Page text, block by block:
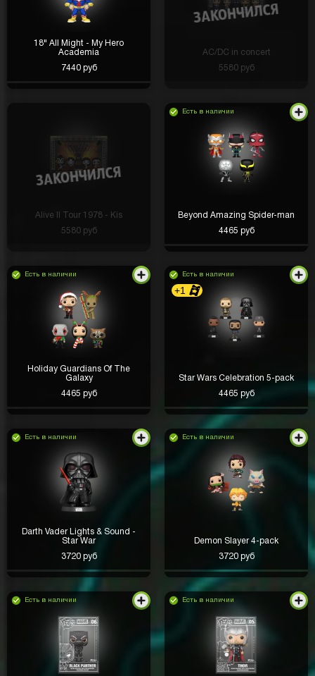
18" All Might - My Hero
Academia
7440 руб
AC/DC in concert
5580 руб
Alive II Tour 1978 - Kis
5580 руб
Есть в наличии
Beyond Amazing Spider-man
4465 руб
Есть в наличии
Holiday Guardians Of The
Galaxy
4465 руб
Есть в наличии
+1
Star Wars Celebration 5-pack
4465 руб
Есть в наличии
Darth Vader Lights & Sound -
Star War
3720 руб
Есть в наличии
Demon Slayer 4-pack
3720 руб
Есть в наличии Есть в наличии